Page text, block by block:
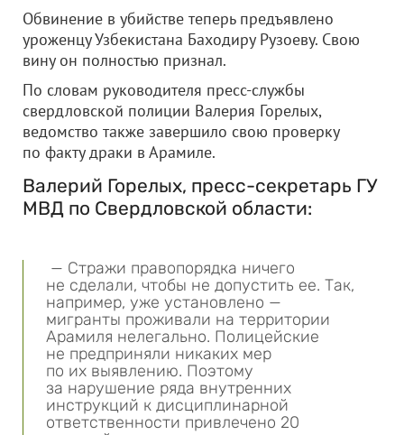
Обвинение в убийстве теперь предъявлено
уроженцу Узбекистана Баходиру Рузоеву. Свою
вину он полностью признал.
По словам руководителя пресс-службы
свердловской полиции Валерия Горелых,
ведомство также завершило свою проверку
по факту драки в Арамиле.
Валерий Горелых, пресс-секретарь ГУ
МВД по Свердловской области:
— Стражи правопорядка ничего
не сделали, чтобы не допустить ее. Так,
например, уже установлено —
мигранты проживали на территории
Арамиля нелегально. Полицейские
не предприняли никаких мер
по их выявлению. Поэтому
за нарушение ряда внутренних
инструкций к дисциплинарной
ответственности привлечено 20